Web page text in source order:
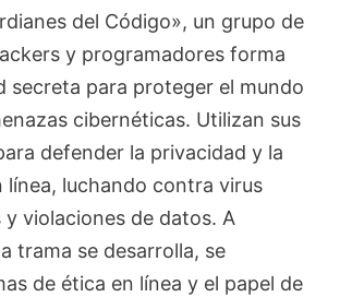
del Código», un grupo de
y programadores forma
secreta para proteger el mundo
cibernéticas. Utilizan sus
defender la privacidad y la
línea, luchando contra virus
violaciones de datos. A
trama se desarrolla, se
de ética en línea y el papel de